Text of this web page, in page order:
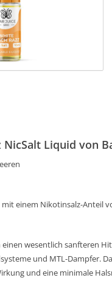
NicSalt Liquid von
mit einem Nikotinsalz-Anteil
wesentlich sanfteren
und MTL-Dampfer.
und eine minimale